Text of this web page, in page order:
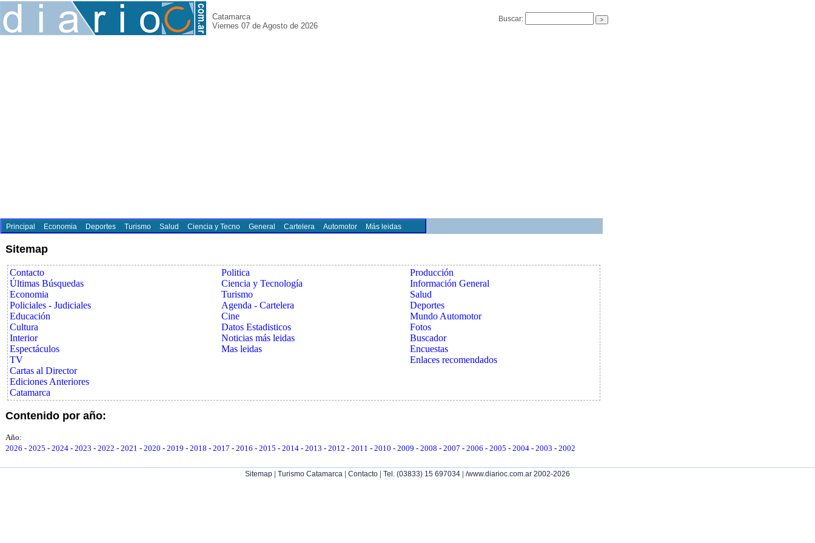
Catamarca
Viernes 07 de Agosto de 2026
Buscar:
Principal Economia Deportes Turismo Salud Ciencia y Tecno General Cartelera Automotor Más leidas
Sitemap
Contacto
Últimas Búsquedas
Economia
Policiales - Judiciales
Educación
Cultura
Interior
Espectáculos
TV
Cartas al Director
Ediciones Anteriores
Catamarca
Producción
Información General
Salud
Deportes
Mundo Automotor
Fotos
Buscador
Encuestas
Enlaces recomendados
Politica
Ciencia y Tecnología
Turismo
Agenda - Cartelera
Cine
Datos Estadisticos
Noticias más leidas
Mas leidas
Contenido por año:
Año:
2026 - 2025 - 2024 - 2023 - 2022 - 2021 - 2020 - 2019 - 2018 - 2017 - 2016 - 2015 - 2014 - 2013 - 2012 - 2011 - 2010 - 2009 - 2008 - 2007 - 2006 - 2005 - 2004 - 2003 - 2002
Sitemap | Turismo Catamarca | Contacto | Tel. (03833) 15 697034 | /www.diarioc.com.ar 2002-2026